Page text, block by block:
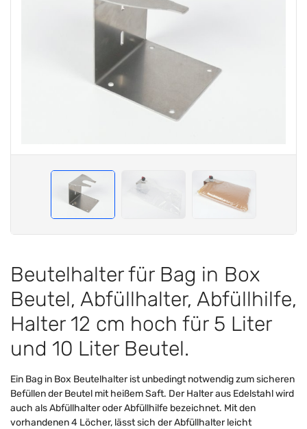
Beutelhalter für Bag in Box
Beutel, Abfüllhalter, Abfüllhilfe,
Halter 12 cm hoch für 5 Liter
und 10 Liter Beutel.
Ein Bag in Box Beutelhalter ist unbedingt notwendig zum sicheren
Befüllen der Beutel mit heißem Saft. Der Halter aus Edelstahl wird
auch als Abfüllhalter oder Abfüllhilfe bezeichnet. Mit den
vorhandenen 4 Löcher, lässt sich der Abfüllhalter leicht